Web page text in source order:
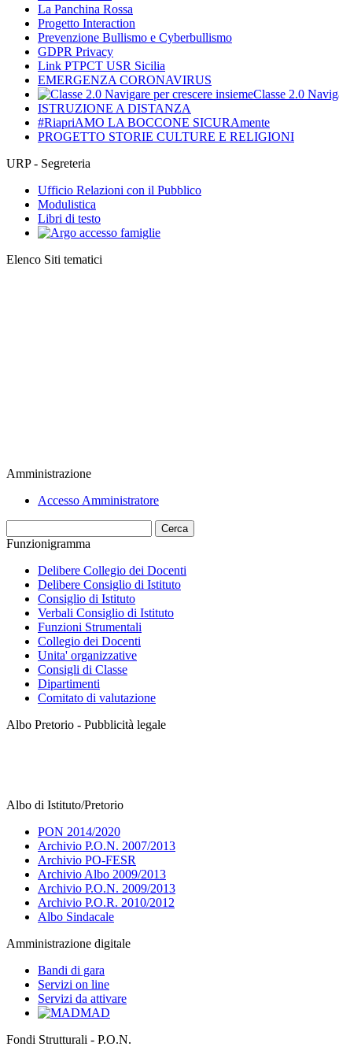
La Panchina Rossa
Progetto Interaction
Prevenzione Bullismo e Cyberbullismo
GDPR Privacy
Link PTPCT USR Sicilia
EMERGENZA CORONAVIRUS
Classe 2.0
ISTRUZIONE A DISTANZA
#RiapriAMO LA BOCCONE SICURAmente
PROGETTO STORIE CULTURE E RELIGIONI
URP - Segreteria
Ufficio Relazioni con il Pubblico
Modulistica
Libri di testo
Elenco Siti tematici
Amministrazione
Accesso Amministratore
Cerca
Funzionigramma
Delibere Collegio dei Docenti
Delibere Consiglio di Istituto
Consiglio di Istituto
Verbali Consiglio di Istituto
Funzioni Strumentali
Collegio dei Docenti
Unita' organizzative
Consigli di Classe
Dipartimenti
Comitato di valutazione
Albo Pretorio - Pubblicità legale
Albo di Istituto/Pretorio
PON 2014/2020
Archivio P.O.N. 2007/2013
Archivio PO-FESR
Archivio Albo 2009/2013
Archivio P.O.N. 2009/2013
Archivio P.O.R. 2010/2012
Albo Sindacale
Amministrazione digitale
Bandi di gara
Servizi on line
Servizi da attivare
MAD
Fondi Strutturali - P.O.N.